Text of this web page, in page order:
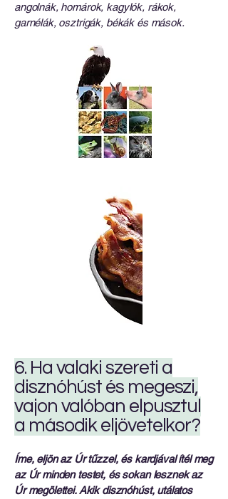
angolnák, homárok, kagylók, rákok,
garnélák, osztrigák, békák és mások.
6. Ha valaki szereti a
disznóhúst és megeszi,
vajon valóban elpusztul
a második eljövetelkor?
Íme, eljön az Úr tűzzel, és kardjával ítél meg
az Úr minden testet, és sokan lesznek az
Úr megölettei. Akik disznóhúst, utálatos